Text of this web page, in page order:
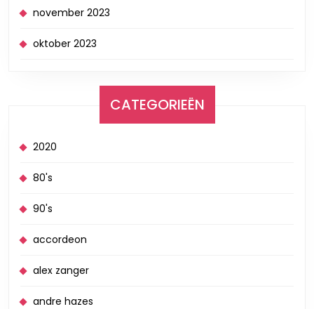
november 2023
oktober 2023
CATEGORIEËN
2020
80's
90's
accordeon
alex zanger
andre hazes